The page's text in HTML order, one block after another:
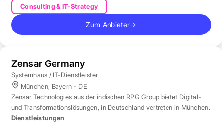
Consulting & IT-Strategy
Zum Anbieter→
Zensar Germany
Systemhaus / IT-Dienstleister
München, Bayern - DE
Zensar Technologies aus der indischen RPG Group bietet Digital-
und Transformationslösungen, in Deutschland vertreten in München.
Dienstleistungen